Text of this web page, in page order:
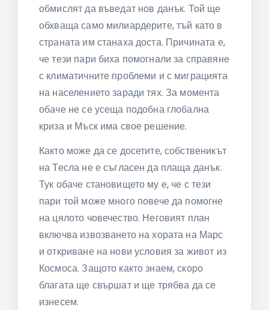
обмислят да въведат нов данък. Той ще
обхваща само милиардерите, тъй като в
страната им станаха доста. Причината е,
че тези пари биха помогнали за справяне
с климатичните проблеми и с миграцията
на населението заради тях. За момента
обаче не се усеща подобна глобална
криза и Мъск има свое решение.
Както може да се досетите, собственикът
на Тесла не е съгласен да плаща данък.
Тук обаче становището му е, че с тези
пари той може много повече да помогне
на цялото човечество. Неговият план
включва извозването на хората на Марс
и откриване на нови условия за живот из
Космоса. Защото както знаем, скоро
благата ще свършат и ще трябва да се
изнесем.